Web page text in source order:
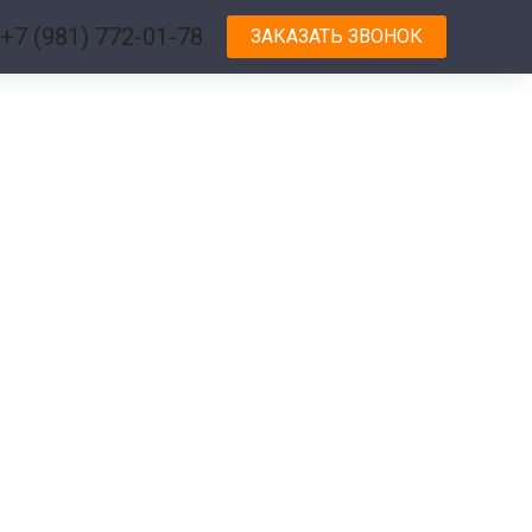
+7 (981) 772-01-78 ЗАКАЗАТЬ ЗВОНОК